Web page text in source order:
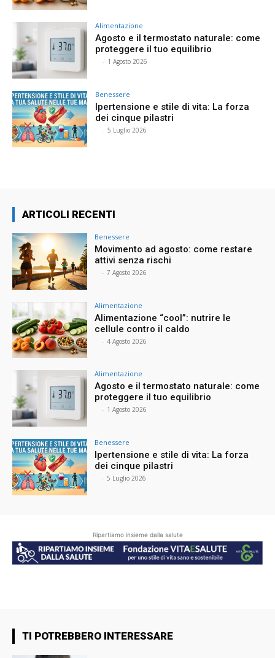
Alimentazione
Agosto e il termostato naturale: come
proteggere il tuo equilibrio
- 1 Agosto 2026
Benessere
Ipertensione e stile di vita: La forza
dei cinque pilastri
- 5 Luglio 2026
ARTICOLI RECENTI
Benessere
Movimento ad agosto: come restare
attivi senza rischi
- 7 Agosto 2026
Alimentazione
Alimentazione “cool”: nutrire le
cellule contro il caldo
- 4 Agosto 2026
Alimentazione
Agosto e il termostato naturale: come
proteggere il tuo equilibrio
- 1 Agosto 2026
Benessere
Ipertensione e stile di vita: La forza
dei cinque pilastri
- 5 Luglio 2026
Ripartiamo insieme dalla salute
TI POTREBBERO INTERESSARE